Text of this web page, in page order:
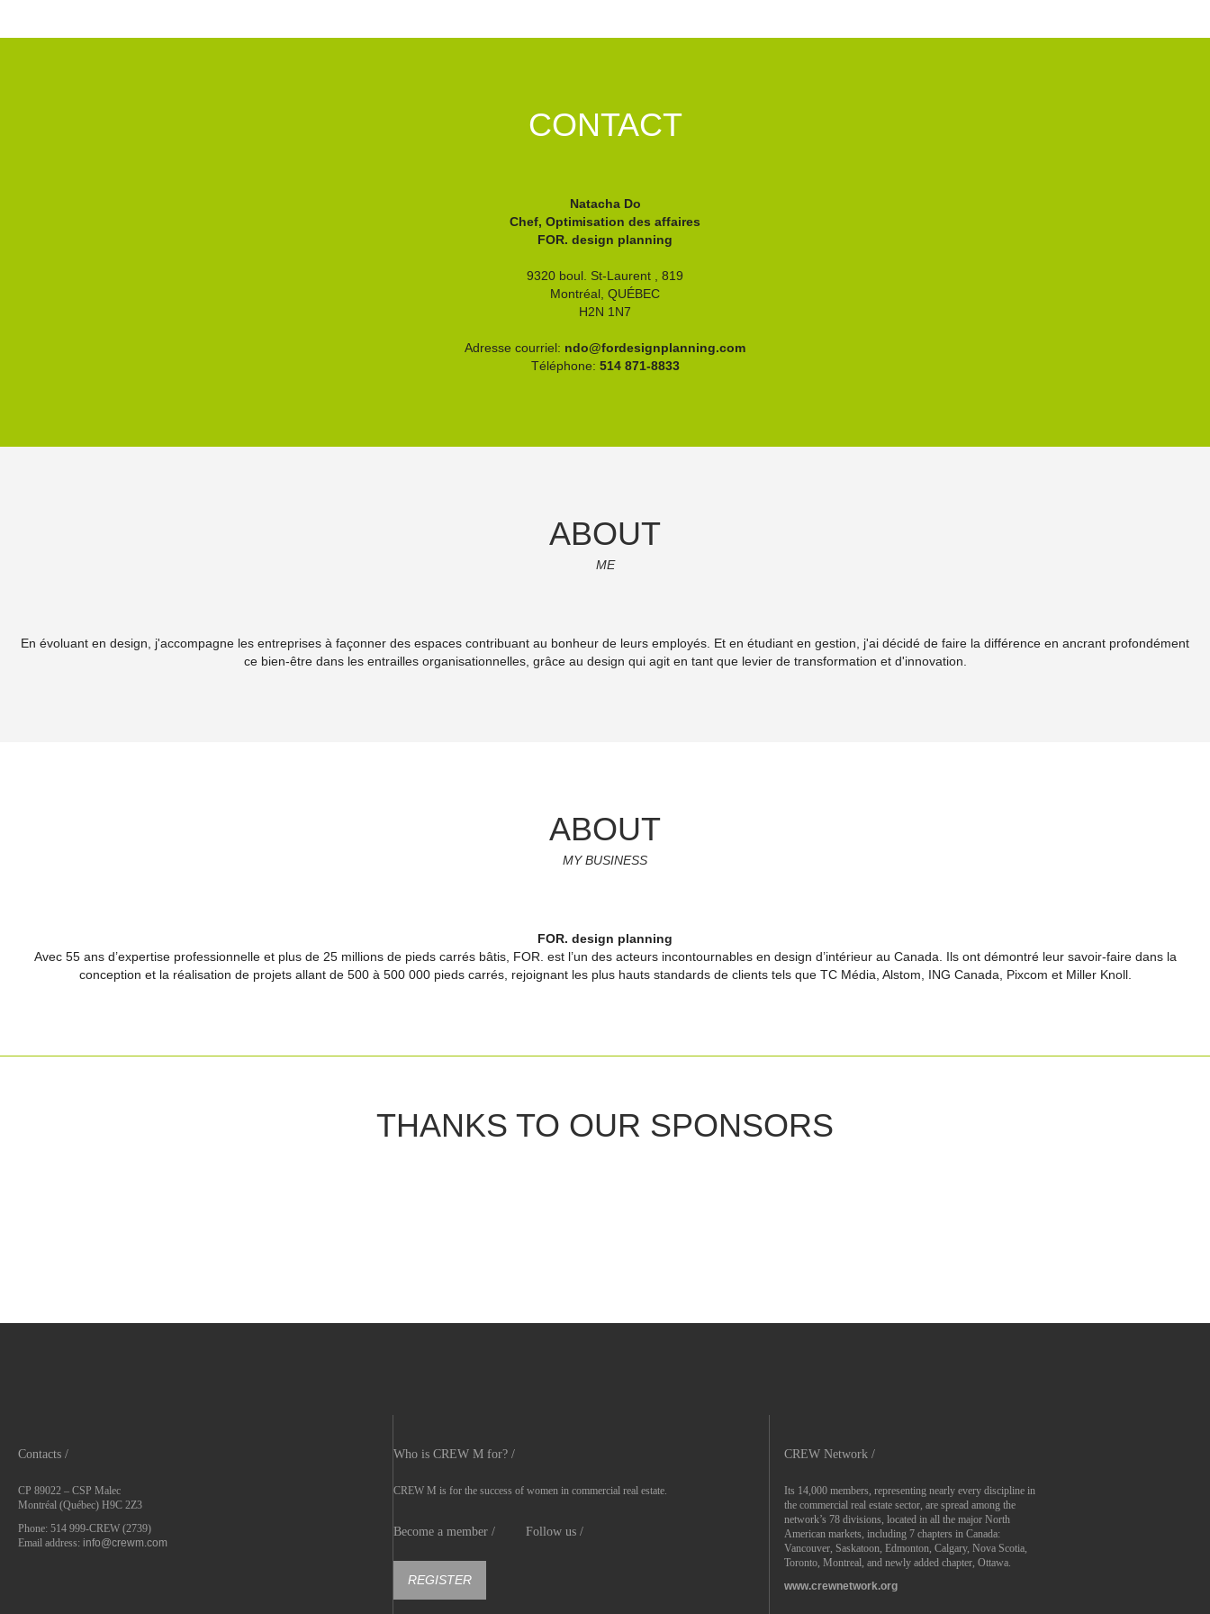
CONTACT
Natacha Do
Chef, Optimisation des affaires
FOR. design planning
9320 boul. St-Laurent , 819
Montréal, QUÉBEC
H2N 1N7
Adresse courriel: ndo@fordesignplanning.com
Téléphone: 514 871-8833
ABOUT
ME
En évoluant en design, j'accompagne les entreprises à façonner des espaces contribuant au bonheur de leurs employés. Et en étudiant en gestion, j'ai décidé de faire la différence en ancrant profondément
ce bien-être dans les entrailles organisationnelles, grâce au design qui agit en tant que levier de transformation et d'innovation.
ABOUT
MY BUSINESS
FOR. design planning
Avec 55 ans d’expertise professionnelle et plus de 25 millions de pieds carrés bâtis, FOR. est l’un des acteurs incontournables en design d’intérieur au Canada. Ils ont démontré leur savoir-faire dans la
conception et la réalisation de projets allant de 500 à 500 000 pieds carrés, rejoignant les plus hauts standards de clients tels que TC Média, Alstom, ING Canada, Pixcom et Miller Knoll.
THANKS TO OUR SPONSORS
Contacts /
CP 89022 – CSP Malec
Montréal (Québec) H9C 2Z3
Phone: 514 999-CREW (2739)
Email address: info@crewm.com
Who is CREW M for? /
CREW M is for the success of women in commercial real estate.
Become a member /
REGISTER
Follow us /
CREW Network /
Its 14,000 members, representing nearly every discipline in
the commercial real estate sector, are spread among the
network’s 78 divisions, located in all the major North
American markets, including 7 chapters in Canada:
Vancouver, Saskatoon, Edmonton, Calgary, Nova Scotia,
Toronto, Montreal, and newly added chapter, Ottawa.
www.crewnetwork.org